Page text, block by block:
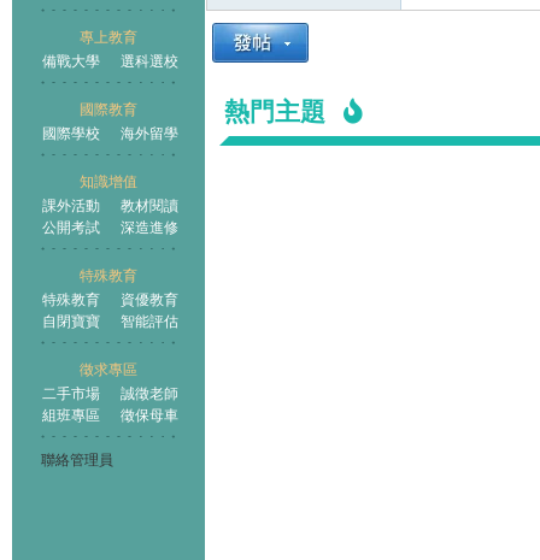
專上教育
備戰大學
選科選校
國際教育
國際學校
海外留學
知識增值
課外活動
教材閱讀
公開考試
深造進修
特殊教育
特殊教育
資優教育
自閉寶寶
智能評估
徵求專區
二手市場
誠徵老師
組班專區
徵保母車
聯絡管理員
熱門主題